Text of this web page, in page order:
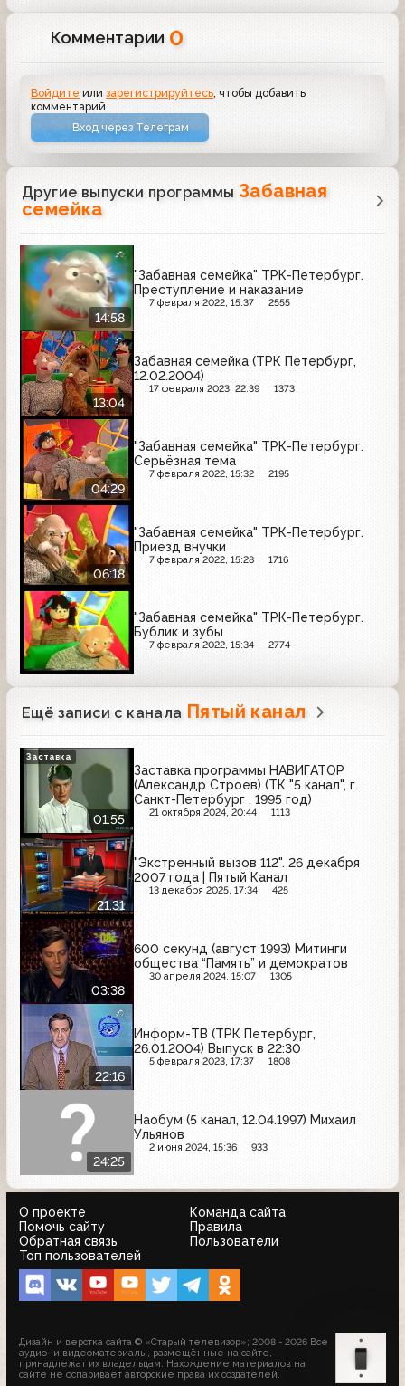
Комментарии 0
Войдите илизарегистрируйтесь , чтобы добавить
комментарий
Вход через Телеграм
Другие выпуски программы Забавная
семейка
14:58
"Забавная семейка" ТРК-Петербург.
Преступление и наказание
7 февраля 2022, 15:37 2555
13:04
Забавная семейка (ТРК Петербург,
12.02.2004)
17 февраля 2023, 22:39 1373
04:29
"Забавная семейка" ТРК-Петербург.
Серьёзная тема
7 февраля 2022, 15:32 2195
06:18
"Забавная семейка" ТРК-Петербург.
Приезд внучки
7 февраля 2022, 15:28 1716
"Забавная семейка" ТРК-Петербург.
Бублик и зубы
7 февраля 2022, 15:34 2774
Ещё записи с канала Пятый канал
01:55
Заставка программы НАВИГАТОР
(Александр Строев) (ТК "5 канал", г.
Санкт-Петербург , 1995 год)
21 октября 2024, 20:44 1113
Заставка
21:31
"Экстренный вызов 112". 26 декабря
2007 года | Пятый Канал
13 декабря 2025, 17:34 425
03:38
600 секунд (август 1993) Митинги
общества “Память” и демократов
30 апреля 2024, 15:07 1305
22:16
Информ-ТВ (ТРК Петербург,
26.01.2004) Выпуск в 22:30
5 февраля 2023, 17:37 1808
24:25
Наобум (5 канал, 12.04.1997) Михаил
Ульянов
2 июня 2024, 15:36 933
О проекте
Команда сайта
Помочь сайту
Правила
Обратная связь
Пользователи
Топ пользователей
Дизайн и верстка сайта © «Старый телевизор»; 2008 - 2026 Все
аудио- и видеоматериалы, размещённые на сайте,
принадлежат их владельцам. Нахождение материалов на
сайте не оспаривает авторские права их создателей.